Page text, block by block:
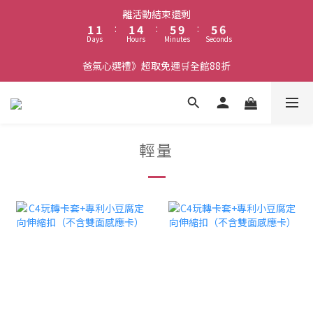
離活動結束還剩
1
0
1
0
Days
:
2
1
0
5
4
3
2
1
Hours
:
6
5
4
3
2
9
8
7
6
Minutes
:
5
4
3
2
0
5
4
3
2
0
Seconds
爸氣心選禮》超取免運🛒全館88折
輕量